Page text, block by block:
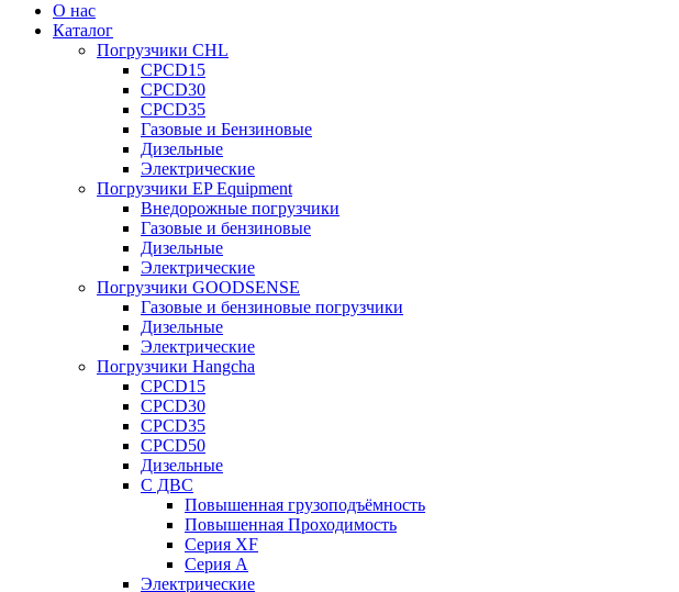
О нас
Каталог
Погрузчики CHL
CPCD15
CPCD30
CPCD35
Газовые и Бензиновые
Дизельные
Электрические
Погрузчики EP Equipment
Внедорожные погрузчики
Газовые и бензиновые
Дизельные
Электрические
Погрузчики GOODSENSE
Газовые и бензиновые погрузчики
Дизельные
Электрические
Погрузчики Hangcha
CPCD15
CPCD30
CPCD35
CPCD50
Дизельные
С ДВС
Повышенная грузоподъёмность
Повышенная Проходимость
Серия XF
Серия А
Электрические